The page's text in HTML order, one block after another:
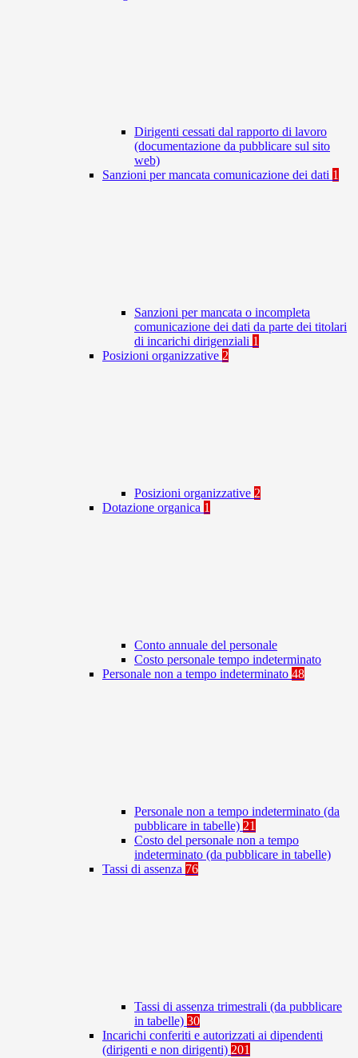
Dirigenti cessati dal rapporto di lavoro
(documentazione da pubblicare sul sito
web)
Sanzioni per mancata comunicazione dei dati 1
Sanzioni per mancata o incompleta
comunicazione dei dati da parte dei titolari
di incarichi dirigenziali 1
Posizioni organizzative 2
Posizioni organizzative 2
Dotazione organica 1
Conto annuale del personale
Costo personale tempo indeterminato
Personale non a tempo indeterminato 48
Personale non a tempo indeterminato (da
pubblicare in tabelle) 21
Costo del personale non a tempo
indeterminato (da pubblicare in tabelle)
Tassi di assenza 76
Tassi di assenza trimestrali (da pubblicare
in tabelle) 30
Incarichi conferiti e autorizzati ai dipendenti
(dirigenti e non dirigenti) 201